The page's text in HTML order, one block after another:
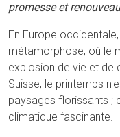
promesse et
En Europe
métamorphose, où le
explosion de vie et de
Suisse, le printemps
paysages florissants ;
climatique fascinante.